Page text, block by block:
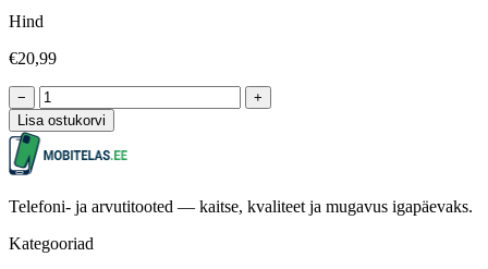
Hind
€20,99
−
+
Lisa ostukorvi
Telefoni- ja arvutitooted — kaitse, kvaliteet ja mugavus igapäevaks.
Kategooriad